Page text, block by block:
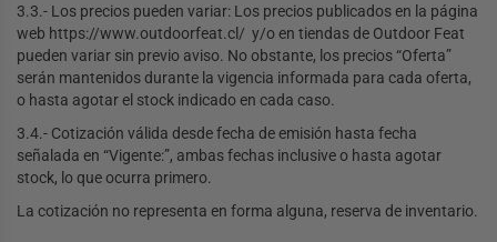
3.3.- Los precios pueden variar: Los precios publicados en la página
web https://www.outdoorfeat.cl/ y/o en tiendas de Outdoor Feat
pueden variar sin previo aviso. No obstante, los precios “Oferta”
serán mantenidos durante la vigencia informada para cada oferta,
o hasta agotar el stock indicado en cada caso.
3.4.- Cotización válida desde fecha de emisión hasta fecha
señalada en “Vigente:”, ambas fechas inclusive o hasta agotar
stock, lo que ocurra primero.
La cotización no representa en forma alguna, reserva de inventario.